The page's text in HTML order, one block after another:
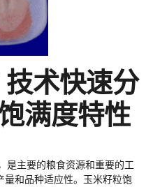
技术快速分
满度特性
是主要的粮食资源和重要的工
量和品种适应性。玉米籽粒饱